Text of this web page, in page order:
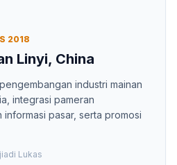
2018
Linyi, China
industri mainan
integrasi pameran
pasar, serta promosi
Lukas